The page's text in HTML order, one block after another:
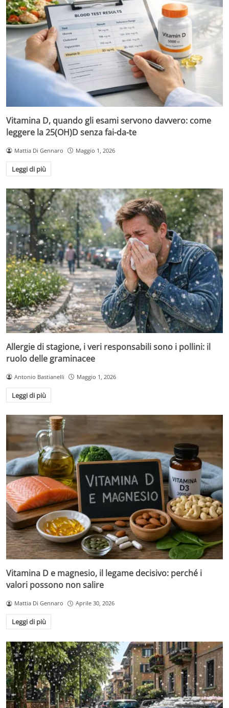
Vitamina D, quando gli esami servono davvero: come
leggere la 25(OH)D senza fai-da-te
Mattia Di Gennaro Maggio 1, 2026
Leggi di più
Allergie di stagione, i veri responsabili sono i pollini: il
ruolo delle graminacee
Antonio Bastianelli Maggio 1, 2026
Leggi di più
Vitamina D e magnesio, il legame decisivo: perché i
valori possono non salire
Mattia Di Gennaro Aprile 30, 2026
Leggi di più